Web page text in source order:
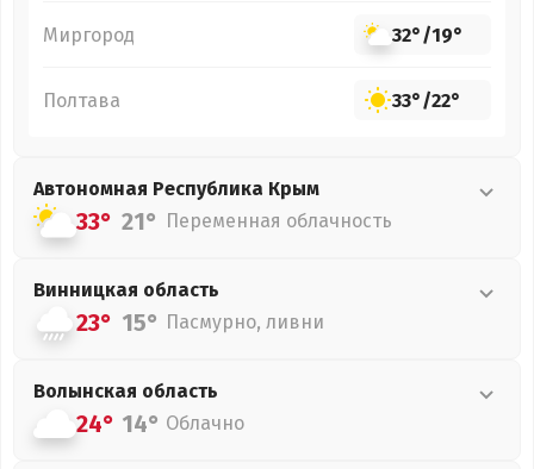
Миргород 32°/19°
Полтава 33°/22°
Автономная Республика Крым
33° 21° Переменная облачность
Винницкая область
23° 15° Пасмурно, ливни
Волынская область
24° 14° Облачно